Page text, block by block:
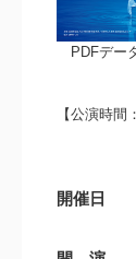
PDFデー
【公演時間
開催日